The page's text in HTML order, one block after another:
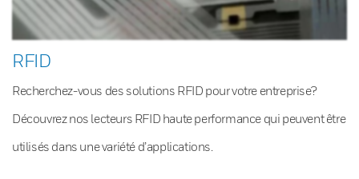
RFID
Recherchez-vous des solutions RFID pour votre entreprise?
Découvrez nos lecteurs RFID haute performance qui peuvent être
utilisés dans une variété d’applications.